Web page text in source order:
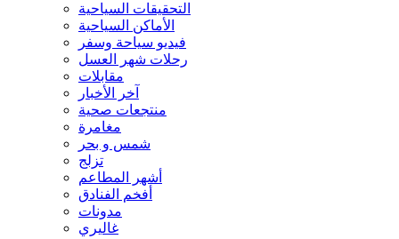
التحقيقات السياحية
الأماكن السياحية
فيديو سياحة وسفر
رحلات شهر العسل
مقابلات
آخر الأخبار
منتجعات صحية
مغامرة
شمس و بحر
تزلج
أشهر المطاعم
أفخم الفنادق
مدونات
غاليري